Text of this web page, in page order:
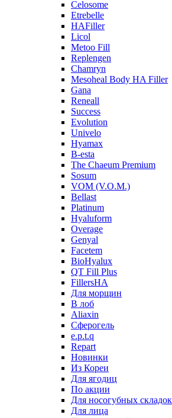
Celosome
Etrebelle
HAFiller
Licol
Metoo Fill
Replengen
Chamryn
Mesoheal Body HA Filler
Gana
Reneall
Success
Evolution
Univelo
Hyamax
B-esta
The Chaeum Premium
Sosum
VOM (V.O.M.)
Bellast
Platinum
Hyaluform
Overage
Genyal
Facetem
BioHyalux
QT Fill Plus
FillersHA
Для морщин
В лоб
Aliaxin
Сферогель
e.p.t.q
Repart
Новинки
Из Кореи
Для ягодиц
По акции
Для носогубных складок
Для лица